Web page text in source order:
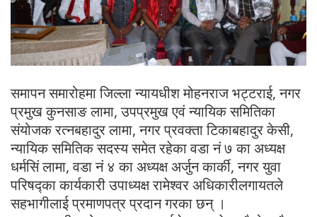
समापन समारोहमा जिल्ला न्यायधीश मोहनराज भट्टराई, नगर
प्रमुख कुनसाङ लामा, उपप्रमुख एवं न्यायिक समितिका
संयोजक रत्नबहादुर लामा, नगर प्रवक्ता टिकाबहादुर केसी,
न्यायिक समितिक सदस्य समेत रहेका वडा नं ७ का अध्यक्ष
धर्मसिं लामा, वडा नं ४ का अध्यक्ष अर्जुन कार्की, नगर युवा
परिषद्का कार्यकारी उपाध्यक्ष रामेश्वर अधिकारीलगायतले
सहभागीलाई प्रमाणपत्र प्रदान गरका छन् ।